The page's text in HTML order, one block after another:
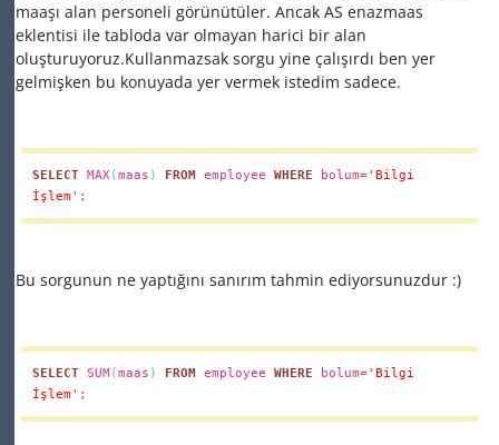
maaşı alan personeli görünütüler. Ancak AS enazmaas
eklentisi ile tabloda var olmayan harici bir alan
oluşturuyoruz.Kullanmazsak sorgu yine çalışırdı ben yer
gelmişken bu konuyada yer vermek istedim sadece.
SELECT MAX (maas ) FROM employee WHERE bolum='Bilgi
İşlem' ;
Bu sorgunun ne yaptığını sanırım tahmin ediyorsunuzdur :)
SELECT SUM(maas ) FROM employee WHERE bolum='Bilgi
İşlem' ;